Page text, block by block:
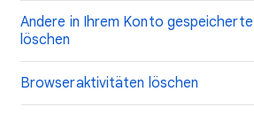
Andere in Ihrem Konto
löschen
Browseraktivitäten löschen